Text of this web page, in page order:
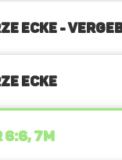
ECKE -
ECKE
6:6, 7M